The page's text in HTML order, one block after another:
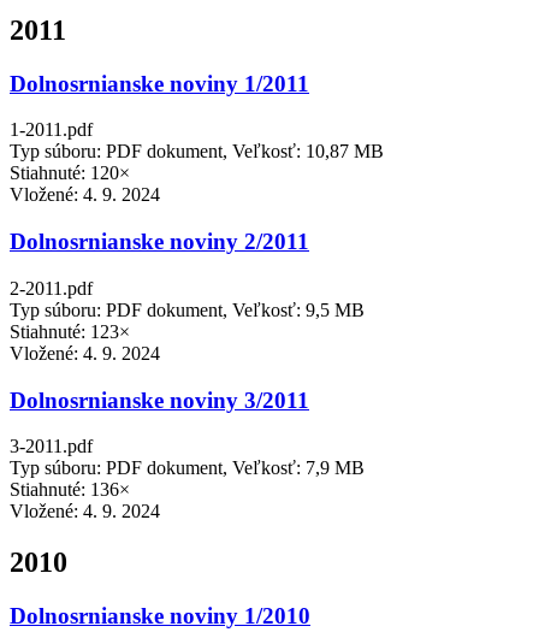
2011
Dolnosrnianske noviny 1/2011
1-2011.pdf
Typ súboru: PDF dokument, Veľkosť: 10,87 MB
Stiahnuté: 120×
Vložené: 4. 9. 2024
Dolnosrnianske noviny 2/2011
2-2011.pdf
Typ súboru: PDF dokument, Veľkosť: 9,5 MB
Stiahnuté: 123×
Vložené: 4. 9. 2024
Dolnosrnianske noviny 3/2011
3-2011.pdf
Typ súboru: PDF dokument, Veľkosť: 7,9 MB
Stiahnuté: 136×
Vložené: 4. 9. 2024
2010
Dolnosrnianske noviny 1/2010